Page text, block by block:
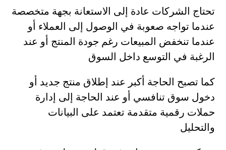
تحتاج الشركات عادة إلى الاستعانة بجهة متخصصة
عندما تواجه صعوبة في الوصول إلى العملاء أو
عندما تنخفض المبيعات رغم جودة المنتج أو عند
الرغبة في التوسع داخل السوق
كما تصبح الحاجة أكبر عند إطلاق منتج جديد أو
دخول سوق تنافسي أو عند الحاجة إلى إدارة
حملات رقمية متقدمة تعتمد على البيانات
والتحليل